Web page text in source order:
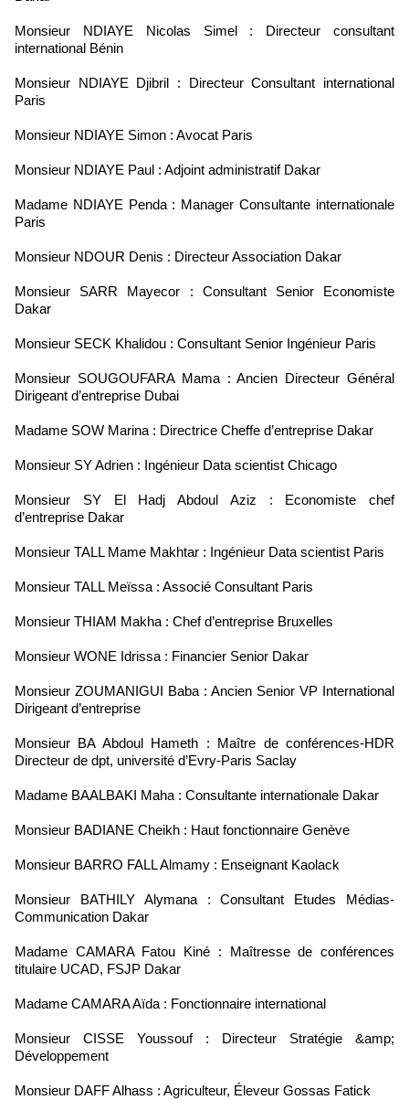
Monsieur NDIAYE Nicolas Simel : Directeur consultant
international Bénin
Monsieur NDIAYE Djibril : Directeur Consultant international
Paris
Monsieur NDIAYE Simon : Avocat Paris
Monsieur NDIAYE Paul : Adjoint administratif Dakar
Madame NDIAYE Penda : Manager Consultante internationale
Paris
Monsieur NDOUR Denis : Directeur Association Dakar
Monsieur SARR Mayecor : Consultant Senior Economiste
Dakar
Monsieur SECK Khalidou : Consultant Senior Ingénieur Paris
Monsieur SOUGOUFARA Mama : Ancien Directeur Général
Dirigeant d’entreprise Dubai
Madame SOW Marina : Directrice Cheffe d’entreprise Dakar
Monsieur SY Adrien : Ingénieur Data scientist Chicago
Monsieur SY El Hadj Abdoul Aziz : Economiste chef
d’entreprise Dakar
Monsieur TALL Mame Makhtar : Ingénieur Data scientist Paris
Monsieur TALL Meïssa : Associé Consultant Paris
Monsieur THIAM Makha : Chef d’entreprise Bruxelles
Monsieur WONE Idrissa : Financier Senior Dakar
Monsieur ZOUMANIGUI Baba : Ancien Senior VP International
Dirigeant d’entreprise
Monsieur BA Abdoul Hameth : Maître de conférences-HDR
Directeur de dpt, université d’Evry-Paris Saclay
Madame BAALBAKI Maha : Consultante internationale Dakar
Monsieur BADIANE Cheikh : Haut fonctionnaire Genève
Monsieur BARRO FALL Almamy : Enseignant Kaolack
Monsieur BATHILY Alymana : Consultant Etudes Médias-
Communication Dakar
Madame CAMARA Fatou Kiné : Maîtresse de conférences
titulaire UCAD, FSJP Dakar
Madame CAMARA Aïda : Fonctionnaire international
Monsieur CISSE Youssouf : Directeur Stratégie &amp;
Développement
Monsieur DAFF Alhass : Agriculteur, Éleveur Gossas Fatick